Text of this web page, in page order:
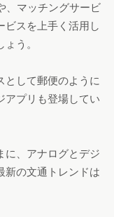
、マッチングサービ
ビスを上手く活用し
う。
として郵便のように
アプリも登場してい
に、アナログとデジ
新の文通トレンドは